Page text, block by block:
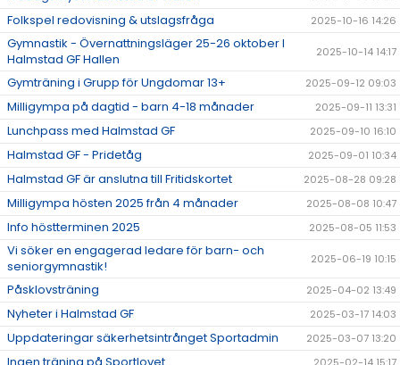
Folkspel redovisning & utslagsfråga 2025-10-16 14:26
Gymnastik - Övernattningsläger 25-26 oktober I
Halmstad GF Hallen
2025-10-14 14:17
Gymträning i Grupp för Ungdomar 13+ 2025-09-12 09:03
Milligympa på dagtid - barn 4-18 månader 2025-09-11 13:31
Lunchpass med Halmstad GF 2025-09-10 16:10
Halmstad GF - Pridetåg 2025-09-01 10:34
Halmstad GF är anslutna till Fritidskortet 2025-08-28 09:28
Milligympa hösten 2025 från 4 månader 2025-08-08 10:47
Info höstterminen 2025 2025-08-05 11:53
Vi söker en engagerad ledare för barn- och
seniorgymnastik!
2025-06-19 10:15
Påsklovsträning 2025-04-02 13:49
Nyheter i Halmstad GF 2025-03-17 14:03
Uppdateringar säkerhetsintrånget Sportadmin 2025-03-07 13:20